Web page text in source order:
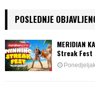
POSLEDNJE
MERIDIAN
Streak Fest